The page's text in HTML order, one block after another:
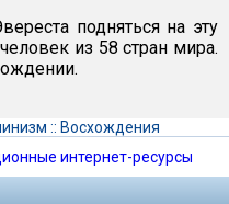
подняться на эту
из 58 стран мира.
:: Восхождения
интернет-ресурсы